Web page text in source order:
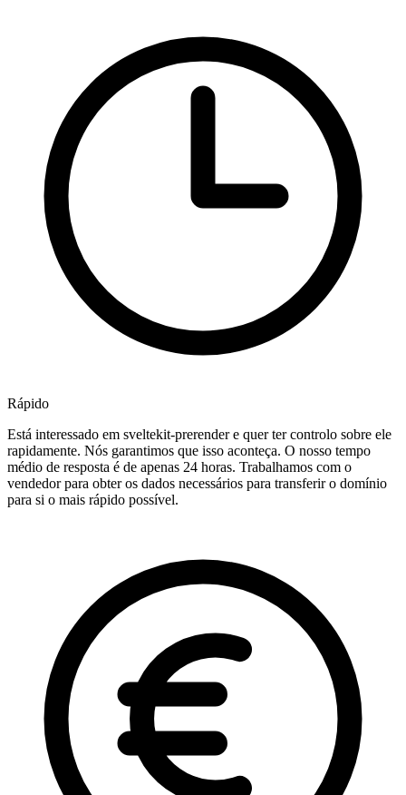
Rápido
Está interessado em sveltekit-prerender e quer ter controlo sobre ele
rapidamente. Nós garantimos que isso aconteça. O nosso tempo
médio de resposta é de apenas 24 horas. Trabalhamos com o
vendedor para obter os dados necessários para transferir o domínio
para si o mais rápido possível.